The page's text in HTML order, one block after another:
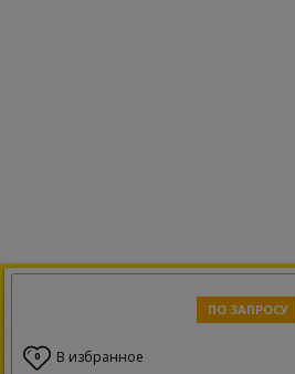
ПО ЗАПРОСУ
0 В избранное